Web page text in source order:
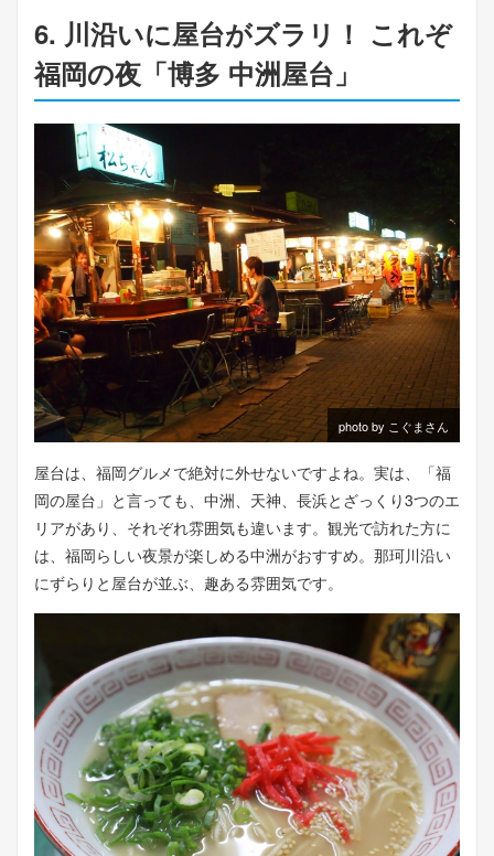
6. 川沿いに屋台がズラリ！ これぞ
福岡の夜「博多 中洲屋台」
photo by こぐまさん
屋台は、福岡グルメで絶対に外せないですよね。実は、「福
岡の屋台」と言っても、中洲、天神、長浜とざっくり3つのエ
リアがあり、それぞれ雰囲気も違います。観光で訪れた方に
は、福岡らしい夜景が楽しめる中洲がおすすめ。那珂川沿い
にずらりと屋台が並ぶ、趣ある雰囲気です。